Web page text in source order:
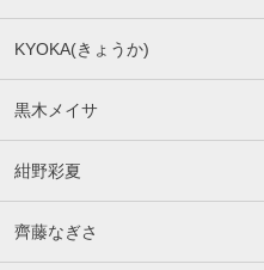
KYOKA(きょうか)
黒木メイサ
紺野彩夏
齊藤なぎさ